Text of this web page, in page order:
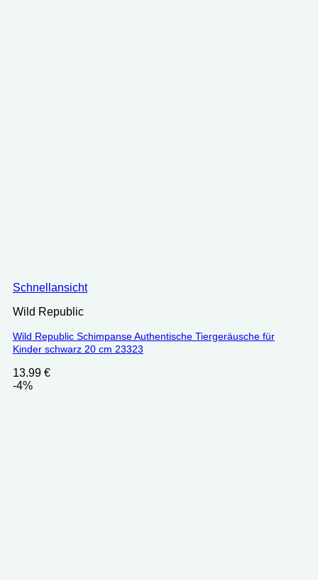
Schnellansicht
Wild Republic
Wild Republic Schimpanse Authentische Tiergeräusche für
Kinder schwarz 20 cm 23323
13.99 €
-4%